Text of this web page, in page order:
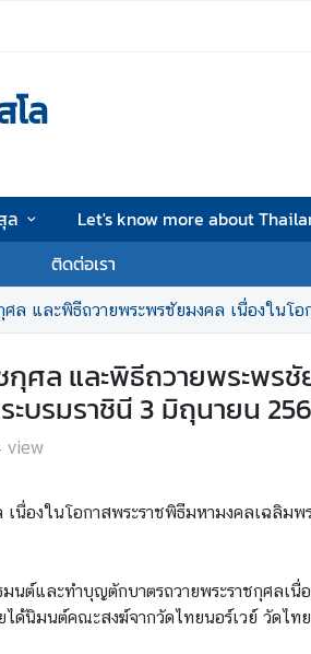
ล
ล Let's know more about
ติดต่อเรา
ายพระพรชัยมงคล เนื่องในโอกาสพระราชพิธีมหา
ล และพิธีถวายพระพรชั
ะบรมราชินี 3 มิถุนายน
view
องในโอกาสพระราชพิธีมหามงคลเฉลิม
และทำบุญตักบาตรถวายพระราชกุศลเ
นิมนต์คณะสงฆ์จากวัดไทยนอร์เวย์ วัดไ